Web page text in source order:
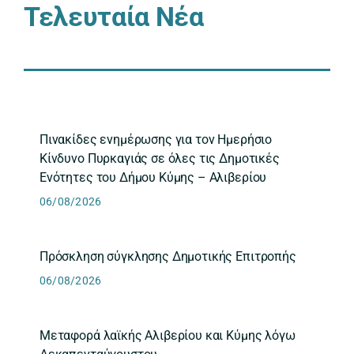
Τελευταία Νέα
Πινακίδες ενημέρωσης για τον Ημερήσιο
Κίνδυνο Πυρκαγιάς σε όλες τις Δημοτικές
Ενότητες του Δήμου Κύμης – Αλιβερίου
06/08/2026
Πρόσκληση σύγκλησης Δημοτικής Επιτροπής
06/08/2026
Μεταφορά λαϊκής Αλιβερίου και Κύμης λόγω